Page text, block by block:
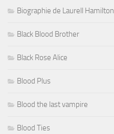
Biographie de Laurell Hamilton
Black Blood Brother
Black Rose Alice
Blood Plus
Blood the last vampire
Blood Ties